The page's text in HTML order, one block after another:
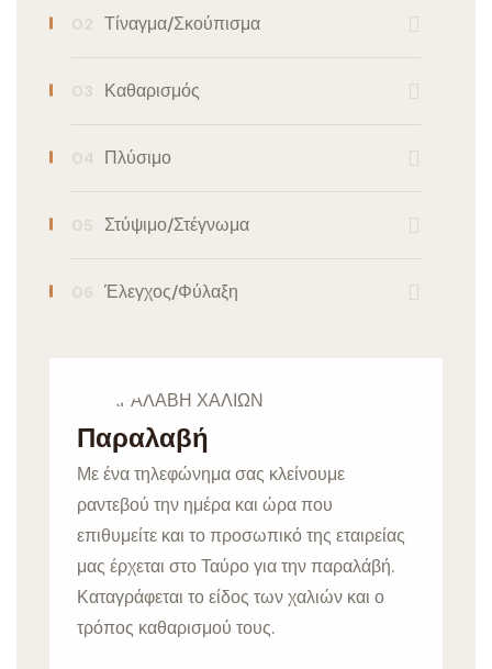
Τίναγμα/Σκούπισμα
Καθαρισμός
Πλύσιμο
Στύψιμο/Στέγνωμα
Έλεγχος/Φύλαξη
Παραλαβή
Με ένα τηλεφώνημα σας κλείνουμε
ραντεβού την ημέρα και ώρα που
επιθυμείτε και το προσωπικό της εταιρείας
μας έρχεται στο Ταύρο για την παραλάβή.
Καταγράφεται το είδος των χαλιών και ο
τρόπος καθαρισμού τους.